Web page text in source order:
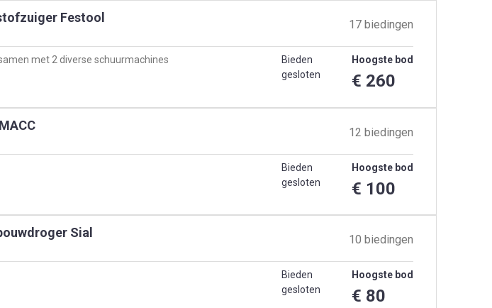
Festool 17 biedingen
met 2 diverse schuurmachines
Bieden
gesloten
Hoogste bod
€ 260
12 biedingen
Bieden
gesloten
Hoogste bod
€ 100
Sial 10 biedingen
Bieden
gesloten
Hoogste bod
€ 80